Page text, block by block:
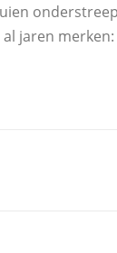
al jaren